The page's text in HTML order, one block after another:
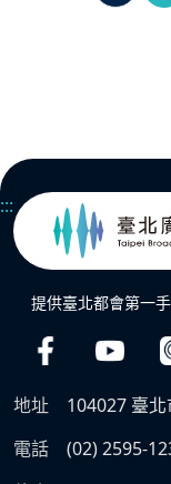
:::
提供臺北都會第一
地址
104027 臺
電話
(02) 2595-